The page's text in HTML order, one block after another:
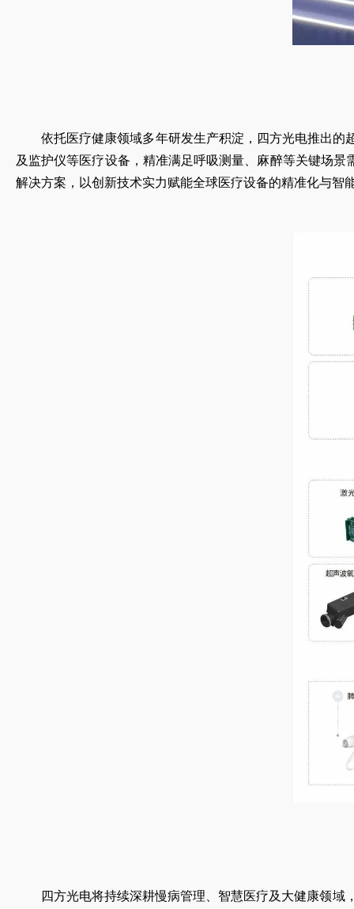
依托医疗健康领域多年研发生产积淀，四方光电推出
及监护仪等医疗设备，精准满足呼吸测量、麻醉等关键场
解决方案，以创新技术实力赋能全球医疗设备的精准化与智
四方光电将持续深耕慢病管理、智慧医疗及大健康领域